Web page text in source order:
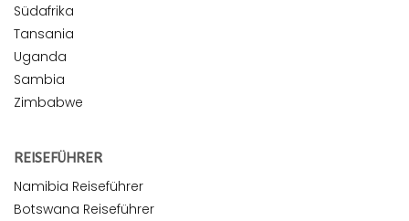
Südafrika
Tansania
Uganda
Sambia
Zimbabwe
REISEFÜHRER
Namibia Reiseführer
Botswana Reiseführer